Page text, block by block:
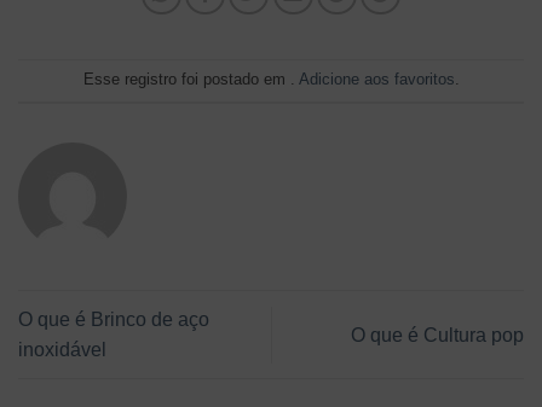
Esse registro foi postado em . Adicione aos favoritos.
O que é Brinco de aço
inoxidável
O que é Cultura pop